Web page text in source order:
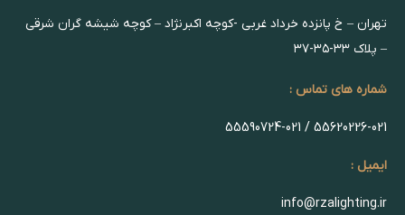
تهران – خ پانزده خرداد غربی -کوچه اکبرنژاد – کوچه شیشه گران شرقی
– پلاک ۳۳-۳۵-۳۷
شماره های تماس :
55620226-021 / 55590724-021
ایمیل :
info@rzalighting.ir